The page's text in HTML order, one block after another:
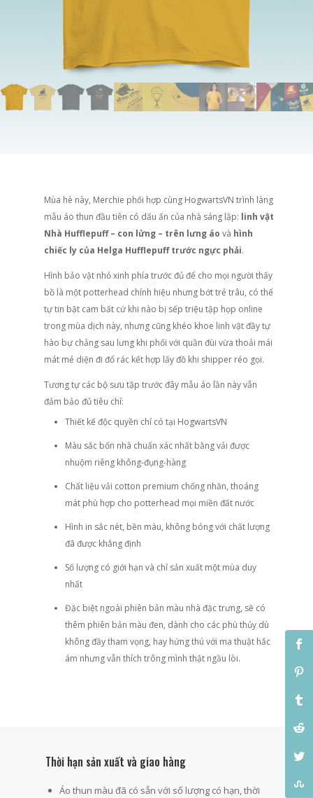
Mùa hè này, Merchie phối hợp cùng HogwartsVN trình làng
mẫu áo thun đầu tiên có dấu ấn của nhà sáng lập: linh vật
Nhà Hufflepuff – con lửng – trên lưng áo và hình
chiếc ly của Helga Hufflepuff trước ngực phải.
Hình bảo vật nhỏ xinh phía trước đủ để cho mọi người thấy
bồ là một potterhead chính hiệu nhưng bớt trẻ trâu, có thể
tự tin bật cam bất cứ khi nào bị sếp triệu tập họp online
trong mùa dịch này, nhưng cũng khéo khoe linh vật đầy tự
hào bự chảng sau lưng khi phối với quần đùi vừa thoải mái
mát mẻ diện đi đổ rác kết hợp lấy đồ khi shipper réo gọi.
Tương tự các bộ sưu tập trước đây mẫu áo lần này vẫn
đảm bảo đủ tiêu chí:
Thiết kế độc quyền chỉ có tại HogwartsVN
Màu sắc bốn nhà chuẩn xác nhất bằng vải được
nhuộm riêng không-đụng-hàng
Chất liệu vải cotton premium chống nhăn, thoáng
mát phù hợp cho potterhead mọi miền đất nước
Hình in sắc nét, bền màu, không bóng với chất lượng
đã được khẳng định
Số lượng có giới hạn và chỉ sản xuất một mùa duy
nhất
Đặc biệt ngoài phiên bản màu nhà đặc trưng, sẽ có
thêm phiên bản màu đen, dành cho các phù thủy dù
không đầy tham vọng, hay hứng thú với ma thuật hắc
ám nhưng vẫn thích trông mình thật ngầu lòi.
Thời hạn sản xuất và giao hàng
Áo thun màu đã có sẵn với số lượng có hạn, thời